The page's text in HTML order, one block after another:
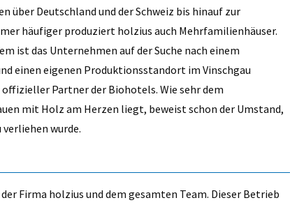
über Deutschland und der Schweiz bis hinauf zur
häufiger produziert holzius auch Mehrfamilienhäuser.
ist das Unternehmen auf der Suche nach einem
einen eigenen Produktionsstandort im Vinschgau
Partner der Biohotels. Wie sehr dem
mit Holz am Herzen liegt, beweist schon der Umstand,
wurde.
Firma holzius und dem gesamten Team. Dieser Betrieb